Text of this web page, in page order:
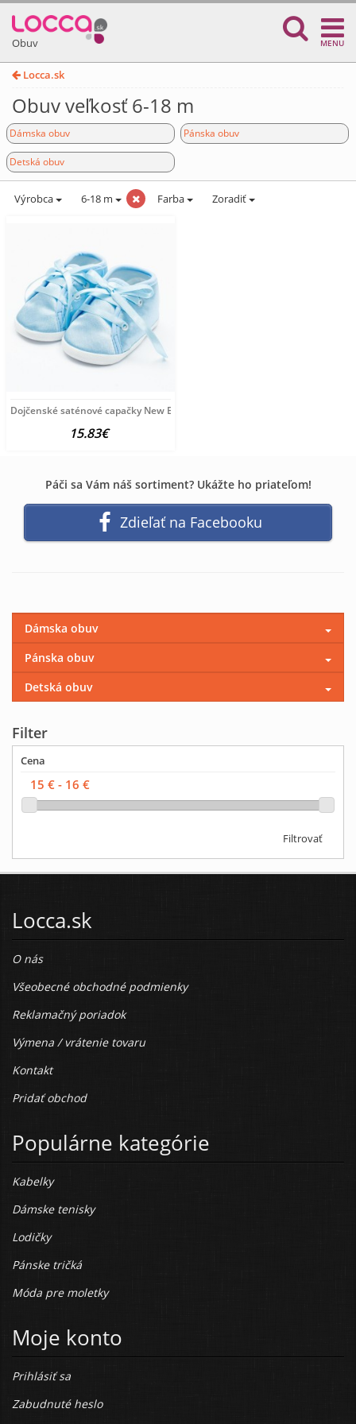
Obuv MENU
Locca.sk
Obuv veľkosť 6-18 m
Dámska obuv Pánska obuv
Detská obuv
Výrobca 6-18 m Farba Zoradiť
Dojčenské saténové capačky New Baby modrá 12-18 m
15.83€
Páči sa Vám náš sortiment? Ukážte ho priateľom!
Zdieľať na Facebooku
Dámska obuv
Pánska obuv
Detská obuv
Filter
Cena
Filtrovať
Locca.sk
O nás
Všeobecné obchodné podmienky
Reklamačný poriadok
Výmena / vrátenie tovaru
Kontakt
Pridať obchod
Populárne kategórie
Kabelky
Dámske tenisky
Lodičky
Pánske tričká
Móda pre moletky
Moje konto
Prihlásiť sa
Zabudnuté heslo